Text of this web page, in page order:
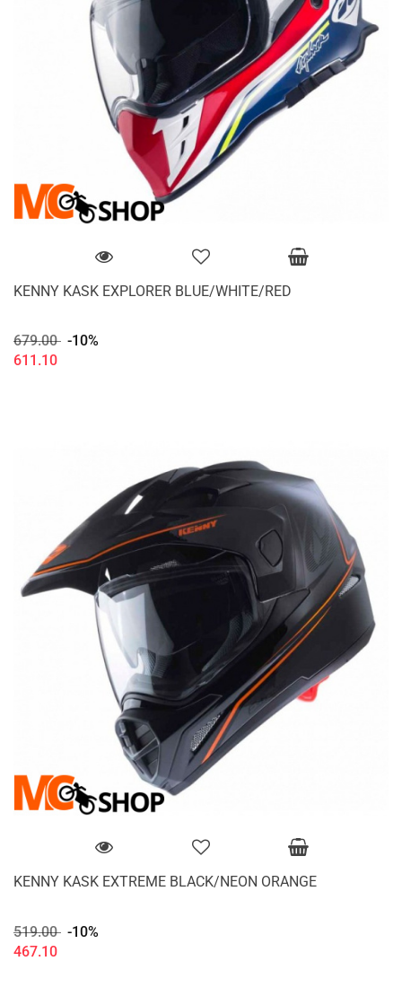
KENNY KASK EXPLORER BLUE/WHITE/RED
679.00 -10%
611.10
KENNY KASK EXTREME BLACK/NEON ORANGE
519.00 -10%
467.10